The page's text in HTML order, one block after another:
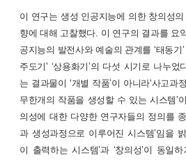
이 연구는 생성 인공지능에 의한 창의성
향에 대해 고찰했다. 이 연구의 결과를 요
공지능의 발전사와 예술의 관계를 ‘태동기’
주도기’ ‘상용화기’의 다섯 시기로 나누
는 결과물이 ‘개별 작품’이 아니라‘사고과
무한개의 작품을 생성할 수 있는 시스템’
의성에 대한 다양한 연구자들의 정의를
과 생성과정으로 이루어진 시스템’임을
이 출력하는 시스템’과 ‘창의성’이 동일